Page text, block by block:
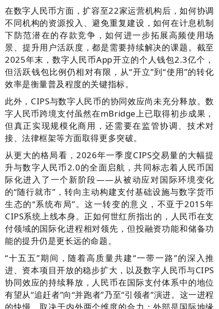
在数字人民币方面，扩容至22家运营机构后，如何协调
不同机构的资源投入、避免重复建设，如何在计息机制
下防范潜在的存款竞争，如何进一步拓展高频使用场
景、提升用户活跃度，都是需要持续解决的课题。截至
2025年末，数字人民币App开立的个人钱包2.3亿个，
但活跃钱包比例仍相对有限，从“开立”到“使用”的转化
效率是衡量普及程度的关键指标。
此外，CIPS与数字人民币的协同效应尚未充分释放。数
字人民币跨境支付虽然在mBridge上已取得初步成果，
但真正实现规模化商用，还需要在监管协调、技术对
接、法律框架等方面取得更多突破。
从更大的格局看，2026年一季度CIPS交易量的大幅提
升与数字人民币2.0的全面启航，共同标志着人民币国
际化进入了一个新阶段——从被动应对国际环境变化
的“随行就市”，转向主动构建支付基础设施与数字货币
生态的“系统布局”。这一转变的意义，不亚于2015年
CIPS系统上线本身。正如何世红所指出的，人民币在支
付领域的国际化进程相对领先，但投融资功能和储备功
能的提升仍是更长远的命题。
“十五五”期间，随着高质量共建“一带一路”的深入推
进、资本项目开放的稳步扩大，以及数字人民币与CIPS
协同效应的持续释放，人民币在国际支付体系中的地位
有望从“追赶者”向“并跑者”乃至“引领者”演进。这一进程